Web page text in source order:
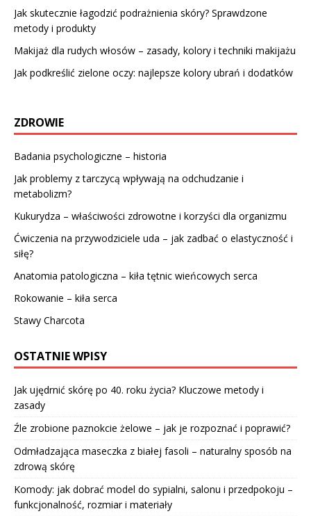
Jak skutecznie łagodzić podrażnienia skóry? Sprawdzone
metody i produkty
Makijaż dla rudych włosów – zasady, kolory i techniki makijażu
Jak podkreślić zielone oczy: najlepsze kolory ubrań i dodatków
ZDROWIE
Badania psychologiczne – historia
Jak problemy z tarczycą wpływają na odchudzanie i
metabolizm?
Kukurydza – właściwości zdrowotne i korzyści dla organizmu
Ćwiczenia na przywodziciele uda – jak zadbać o elastyczność i
siłę?
Anatomia patologiczna – kiła tętnic wieńcowych serca
Rokowanie – kiła serca
Stawy Charcota
OSTATNIE WPISY
Jak ujędrnić skórę po 40. roku życia? Kluczowe metody i
zasady
Źle zrobione paznokcie żelowe – jak je rozpoznać i poprawić?
Odmładzająca maseczka z białej fasoli – naturalny sposób na
zdrową skórę
Komody: jak dobrać model do sypialni, salonu i przedpokoju –
funkcjonalność, rozmiar i materiały